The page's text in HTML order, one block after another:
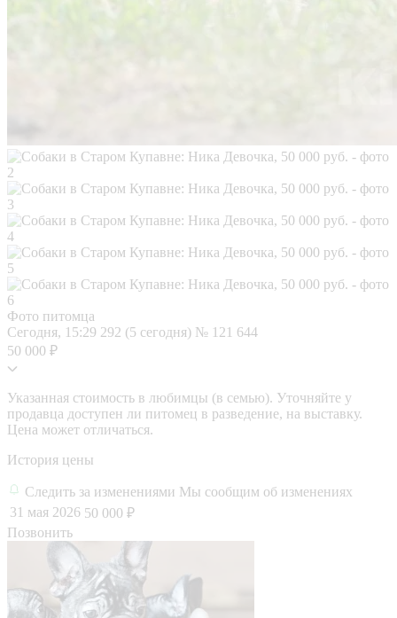
Фото питомца
Сегодня, 15:29 292 (5 сегодня) № 121 644
50 000 ₽
Указанная стоимость в любимцы (в семью). Уточняйте у
продавца доступен ли питомец в разведение, на выставку.
Цена может отличаться.
История цены
Следить за изменениями Мы сообщим об изменениях
31 мая 2026 50 000 ₽
Позвонить